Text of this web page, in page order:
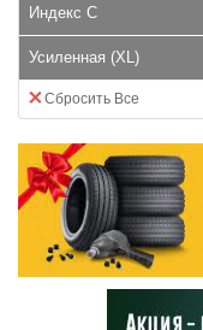
Индекс С
Усиленная (XL)
Сбросить Все